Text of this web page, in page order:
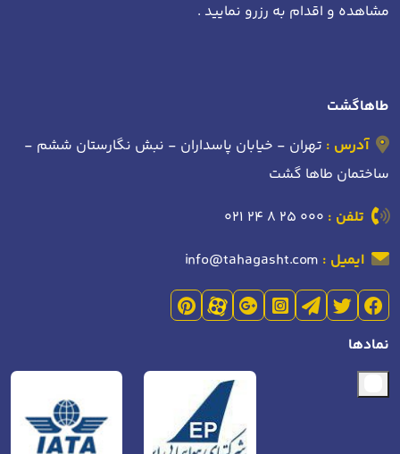
مشاهده و اقدام به رزرو نمایید .
طاهاگشت
آدرس : تهران - خیابان پاسداران - نبش نگارستان ششم -
ساختمان طاها گشت
تلفن : 021 24 8 25 000
ایمیل : info@tahagasht.com
نمادها